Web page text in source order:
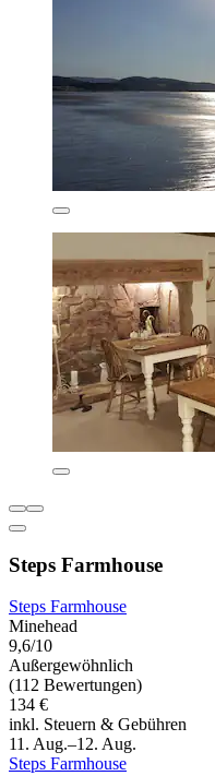
Steps Farmhouse
Steps Farmhouse
Minehead
9,6/10
Außergewöhnlich
(112 Bewertungen)
134 €
inkl. Steuern & Gebühren
11. Aug.–12. Aug.
Steps Farmhouse